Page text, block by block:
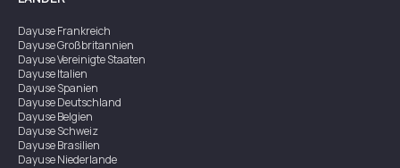
DayuseFrankreich
DayuseGroßbritannien
DayuseVereinigte Staaten
DayuseItalien
DayuseSpanien
DayuseDeutschland
DayuseBelgien
DayuseSchweiz
DayuseBrasilien
DayuseNiederlande